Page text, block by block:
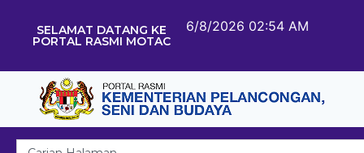
SELAMAT DATANG KE
PORTAL RASMI MOTAC
6/8/2026 02:54 AM